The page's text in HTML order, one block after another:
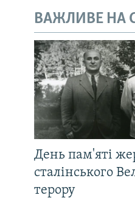
ВАЖЛИВЕ НА
День пам'яті
сталінського
терору